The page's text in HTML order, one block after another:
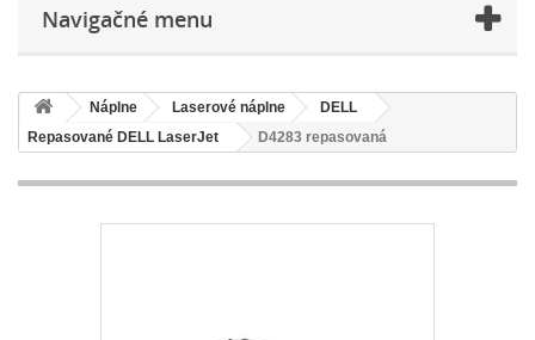
Navigačné menu
Náplne Laserové náplne
DELL
Repasované DELL LaserJet
D4283 repasovaná